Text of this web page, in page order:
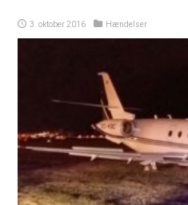
3. oktober 2016 Hændelser